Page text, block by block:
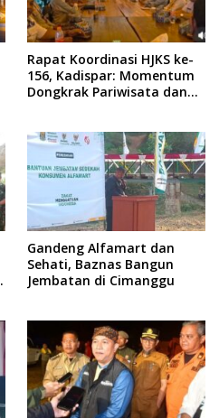
Rapat Koordinasi HJKS ke-
156, Kadispar: Momentum
Dongkrak Pariwisata dan
Gandeng Alfamart dan
Sehati, Baznas Bangun
Jembatan di Cimanggu